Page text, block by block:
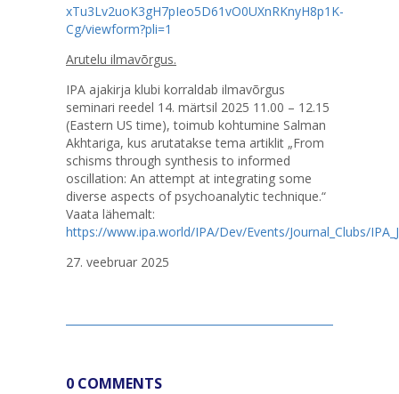
xTu3Lv2uoK3gH7pIeo5D61vO0UXnRKnyH8p1K-
Cg/viewform?pli=1
Arutelu ilmavõrgus.
IPA ajakirja klubi korraldab ilmavõrgus
seminari reedel 14. märtsil 2025 11.00 – 12.15
(Eastern US time), toimub kohtumine Salman
Akhtariga, kus arutatakse tema artiklit „From
schisms through synthesis to informed
oscillation: An attempt at integrating some
diverse aspects of psychoanalytic technique.“
Vaata lähemalt:
https://www.ipa.world/IPA/Dev/Events/Journal_Clubs/
27. veebruar 2025
0 COMMENTS